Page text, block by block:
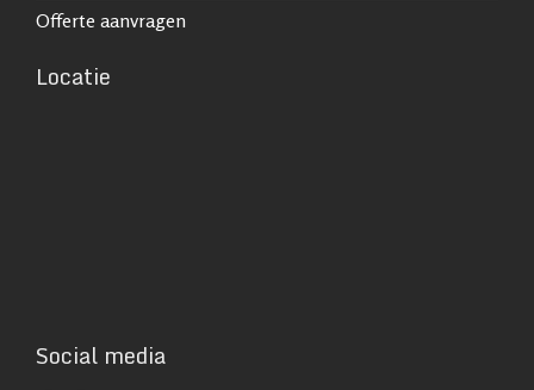
Offerte aanvragen
Locatie
Social media